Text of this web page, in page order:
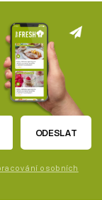
ODESLAT
osobních